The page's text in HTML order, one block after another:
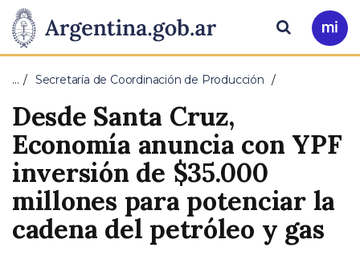
Presidencia
de
la
Nación
Pasar al contenido principal
Ir
a
Buscar
… Secretaría de Coordinación de Producción
Desde Santa Cruz,
Economía anuncia con YPF
inversión de $35.000
millones para potenciar la
cadena del petróleo y gas